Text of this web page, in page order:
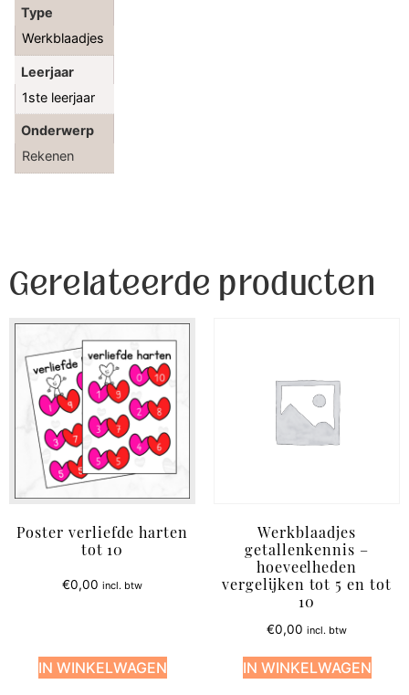
Type
Werkblaadjes
Leerjaar
1ste leerjaar
Onderwerp
Rekenen
Gerelateerde producten
Poster verliefde harten
tot 10
€0,00 incl. btw
IN WINKELWAGEN
Werkblaadjes
getallenkennis –
hoeveelheden
vergelijken tot 5 en tot
10
€0,00 incl. btw
IN WINKELWAGEN